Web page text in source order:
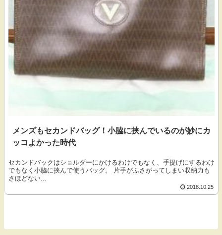
メンズもセカンドバッグ！小脇に挟んでいるのが妙にカ
ッコよかった時代
セカンドバックはショルダーにかけるわけでもなく、手提げにするわけ
でもなく小脇に挟んで使うバッグ。 片手がふさがってしまい収納力も
さほどない...
2018.10.25